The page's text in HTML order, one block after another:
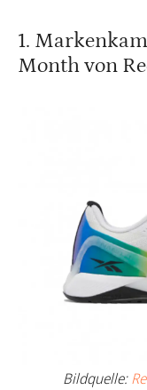
1.
Month von
Bildquelle: